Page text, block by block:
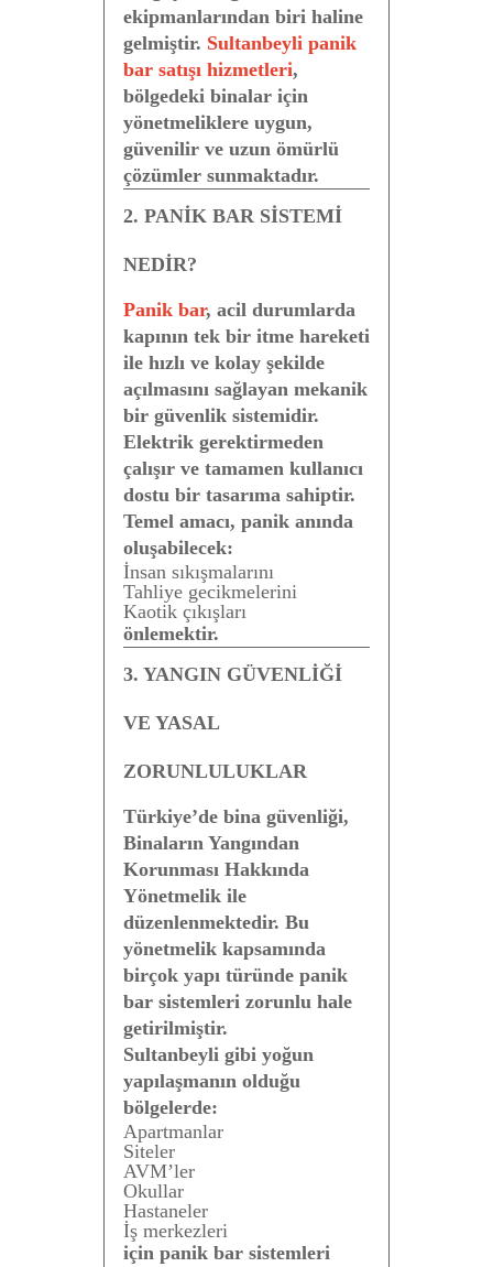
ekipmanlarından biri haline
gelmiştir. Sultanbeyli panik
bar satışı hizmetleri,
bölgedeki binalar için
yönetmeliklere uygun,
güvenilir ve uzun ömürlü
çözümler sunmaktadır.
2. PANİK BAR SİSTEMİ
NEDİR?
Panik bar, acil durumlarda
kapının tek bir itme hareketi
ile hızlı ve kolay şekilde
açılmasını sağlayan mekanik
bir güvenlik sistemidir.
Elektrik gerektirmeden
çalışır ve tamamen kullanıcı
dostu bir tasarıma sahiptir.
Temel amacı, panik anında
oluşabilecek:
İnsan sıkışmalarını
Tahliye gecikmelerini
Kaotik çıkışları
önlemektir.
3. YANGIN GÜVENLİĞİ
VE YASAL
ZORUNLULUKLAR
Türkiye’de bina güvenliği,
Binaların Yangından
Korunması Hakkında
Yönetmelik ile
düzenlenmektedir. Bu
yönetmelik kapsamında
birçok yapı türünde panik
bar sistemleri zorunlu hale
getirilmiştir.
Sultanbeyli gibi yoğun
yapılaşmanın olduğu
bölgelerde:
Apartmanlar
Siteler
AVM’ler
Okullar
Hastaneler
İş merkezleri
için panik bar sistemleri